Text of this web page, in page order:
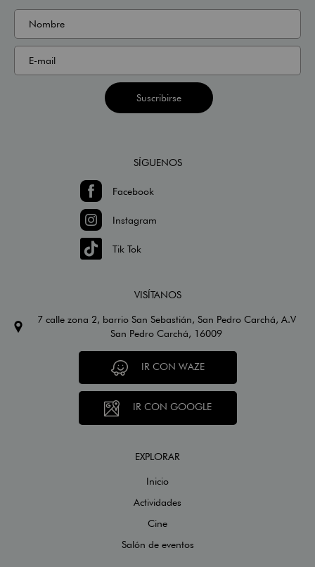
Suscribirse
SÍGUENOS
Facebook
Instagram
Tik Tok
VISÍTANOS
7 calle zona 2, barrio San Sebastián, San Pedro Carchá, A.V
San Pedro Carchá, 16009
IR CON WAZE
IR CON GOOGLE
EXPLORAR
Inicio
Actividades
Cine
Salón de eventos